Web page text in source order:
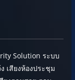
Solution ระบบ
เสียงห้องประชุม